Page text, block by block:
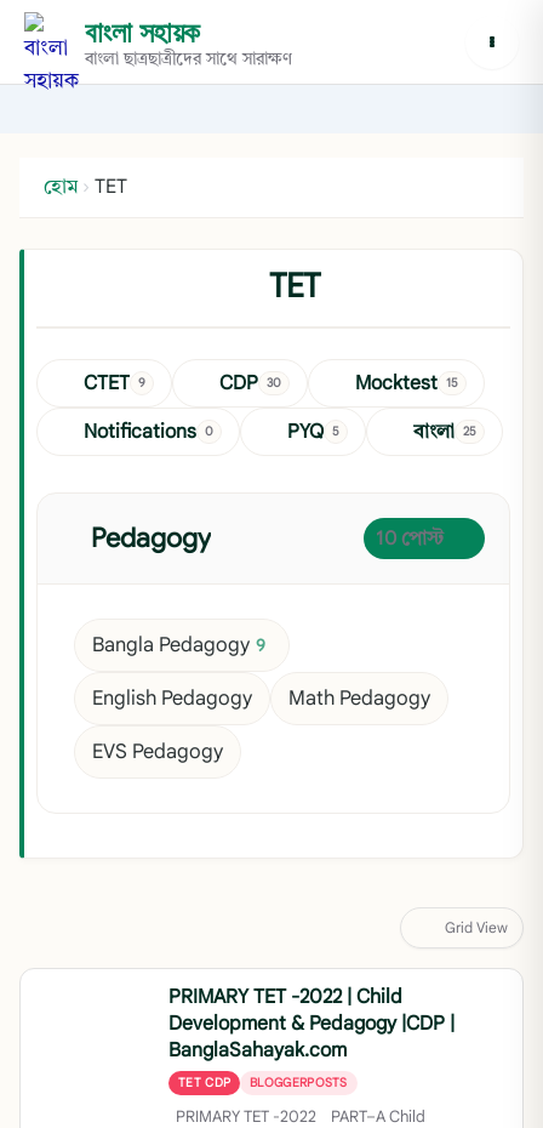
বাংলা সহায়ক
বাংলা ছাত্রছাত্রীদের সাথে সারাক্ষণ
হোম › TET
TET
CTET 9 CDP 30 Mocktest 15
Notifications 0 PYQ 5 বাংলা 25
Pedagogy 10 পোস্ট
Bangla Pedagogy 9
English Pedagogy Math Pedagogy
EVS Pedagogy
Grid View
PRIMARY TET -2022 | Child
Development & Pedagogy |CDP |
BanglaSahayak.com
TET CDP BLOGGERPOSTS
PRIMARY TET -2022 PART–A Child